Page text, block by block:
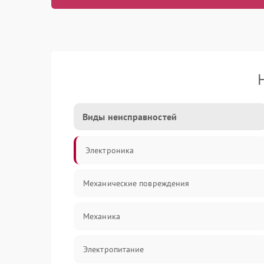
Виды неисправностей
Электроника
Механические повреждения
Механика
Электропитание